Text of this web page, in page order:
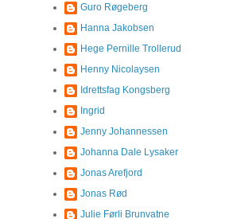
Guro Røgeberg
Hanna Jakobsen
Hege Pernille Trollerud
Henny Nicolaysen
Idrettsfag Kongsberg
Ingrid
Jenny Johannessen
Johanna Dale Lysaker
Jonas Arefjord
Jonas Rød
Julie Førli Brunvatne